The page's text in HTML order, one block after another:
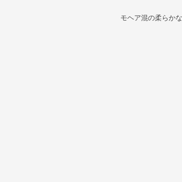
モヘア混の柔らか